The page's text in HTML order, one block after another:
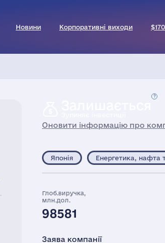
Новини Корпоративні виходи
Оновити інформацію про
Японія Енергетика, нафта
Глоб.виручка,
млн.дол.
98581
Заява компанії